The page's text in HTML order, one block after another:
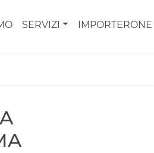
SERVIZI IMPORTERONE